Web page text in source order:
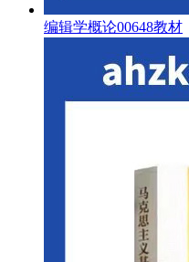
编辑学概论00648教材